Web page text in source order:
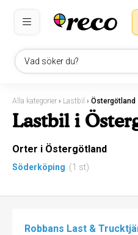
Vad söker du?
Alla kategorier › Lastbil › Östergötland
Lastbil i
Orter i Östergötland
Söderköping (1 st)
Robbans Last &